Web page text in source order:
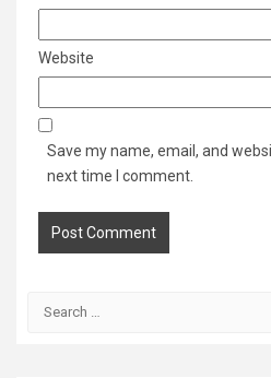
Website
Save my name, email, and
next time I comment.